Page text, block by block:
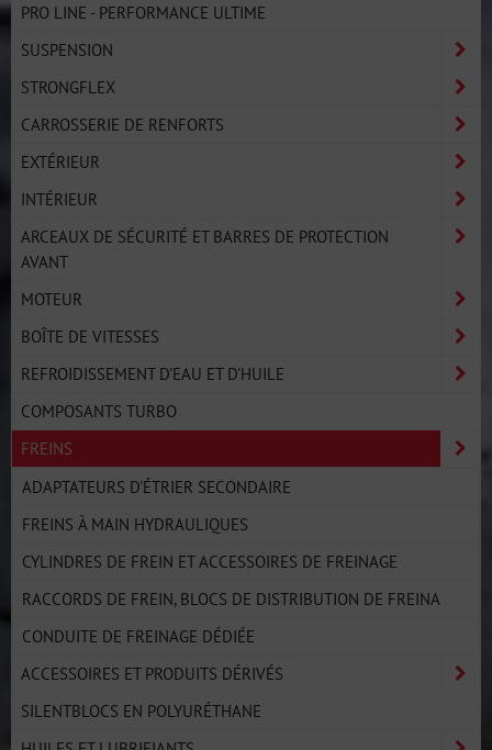
PRO LINE - PERFORMANCE ULTIME
SUSPENSION
STRONGFLEX
CARROSSERIE DE RENFORTS
EXTÉRIEUR
INTÉRIEUR
ARCEAUX DE SÉCURITÉ ET BARRES DE PROTECTION
AVANT
MOTEUR
BOÎTE DE VITESSES
REFROIDISSEMENT D'EAU ET D'HUILE
COMPOSANTS TURBO
FREINS
ADAPTATEURS D'ÉTRIER SECONDAIRE
FREINS À MAIN HYDRAULIQUES
CYLINDRES DE FREIN ET ACCESSOIRES DE FREINAGE
RACCORDS DE FREIN, BLOCS DE DISTRIBUTION DE FREINA
CONDUITE DE FREINAGE DÉDIÉE
ACCESSOIRES ET PRODUITS DÉRIVÉS
SILENTBLOCS EN POLYURÉTHANE